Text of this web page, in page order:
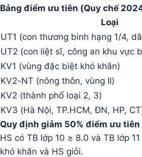
Bảng điểm ưu tiên (Quy chế
Loại
UT1 (con thương binh hạng 1/4,
UT2 (con liệt sĩ, công an khu vực
KV1 (vùng đặc biệt khó khăn)
KV2-NT (nông thôn, vùng II)
KV2 (thành phố loại 2, 3)
KV3 (Hà Nội, TP.HCM, ĐN, HP,
Quy định giảm 50% điểm ưu
HS có TB lớp 10 ≥ 8.0 và TB lớp
khó khăn và HS giỏi.